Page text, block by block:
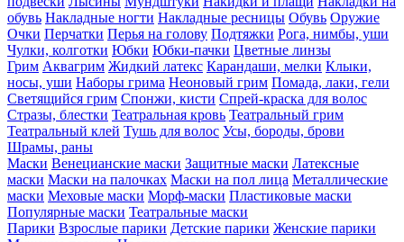
обувь Накладные ногти Накладные ресницы Обувь Оружие
Очки Перчатки Перья на голову Подтяжки Рога, нимбы, уши
Чулки, колготки Юбки Юбки-пачки Цветные линзы
Грим Аквагрим Жидкий латекс Карандаши, мелки Клыки,
носы, уши Наборы грима Неоновый грим Помада, лаки, гели
Светящийся грим Спонжи, кисти Спрей-краска для волос
Стразы, блестки Театральная кровь Театральный грим
Театральный клей Тушь для волос Усы, бороды, брови
Шрамы, раны
Маски Венецианские маски Защитные маски Латексные
маски Маски на палочках Маски на пол лица Металлические
маски Меховые маски Морф-маски Пластиковые маски
Популярные маски Театральные маски
Парики Взрослые парики Детские парики Женские парики